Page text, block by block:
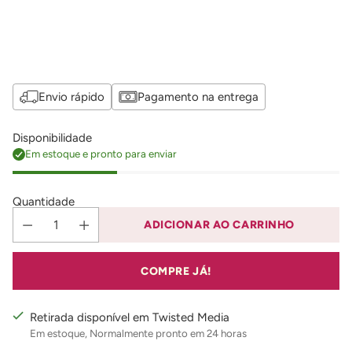
Envio rápido Pagamento na entrega
Disponibilidade
Em estoque e pronto para enviar
Quantidade
ADICIONAR AO CARRINHO
COMPRE JÁ!
Retirada disponível em Twisted Media
Em estoque, Normalmente pronto em 24 horas